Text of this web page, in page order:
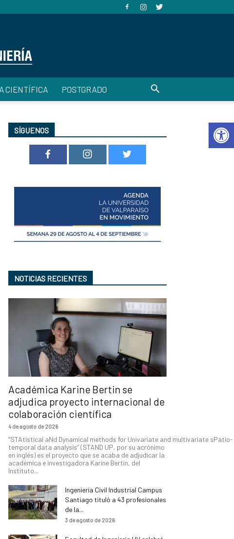
Abrir
CIENTÍFICA POSTGRADO
SÍGUENOS
NOTICIAS RECIENTES
Académica Karine Bertin se
adjudica proyecto internacional de
colaboración científica
4 de agosto de 2026
“STAtistical aNd Dynamical methods for Univariate and multivariate sPatio-
temporal data analysis” (STAND UP, por su acrónimo
en inglés) es el proyecto que se acaba de adjudicar la
académica e investigadora Karine Bertin, del
Instituto...
Ingeniería Civil Industrial Campus
Santiago tituló a 43 profesionales
de la...
3 de agosto de 2026